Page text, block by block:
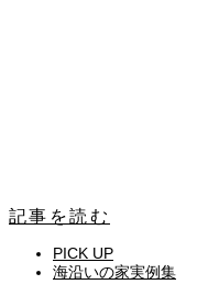
記事を読む
PICK UP
海沿いの家実例集